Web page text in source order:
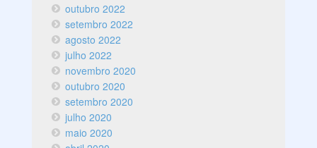
outubro 2022
setembro 2022
agosto 2022
julho 2022
novembro 2020
outubro 2020
setembro 2020
julho 2020
maio 2020